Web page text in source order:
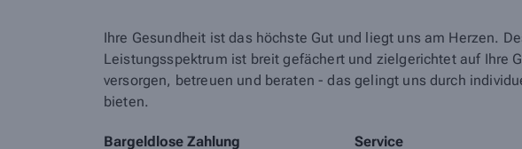
Ihre Gesundheit ist das höchste Gut und liegt uns am Herzen.
Leistungsspektrum ist breit gefächert und zielgerichtet auf Ihre
versorgen, betreuen und beraten - das gelingt uns durch
bieten.
Bargeldlose Zahlung
Service